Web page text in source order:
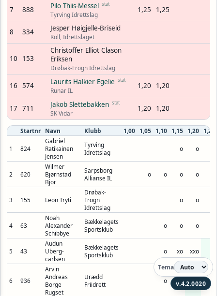
7 888 Pilo Thiis-Messel stat
Tyrving Idrettslag
1,25 1,25
8 334 Jesper Høigjelle-Briseid
Koll, Idrettslaget
10 153
Christoffer Elliot Clason
Eriksen
Drøbak-Frogn Idrettslag
16 574 Laurits Halkier Egelie stat
Runar IL
1,20 1,20
17 711 Jakob Slettebakken stat
SK Vidar
1,20 1,20
Startnr Navn Klubb 1,00 1,05 1,10 1,15 1,20 1,25
1 824
Gabriel
Ratikainen
Jensen
Tyrving
Idrettslag
o o
2 620
Wilmer
Bjørnstad
Bjor
Sarpsborg
Allianse IL
o o o o
3 155 Leon Tryti
Drøbak-
Frogn
Idrettslag
o o
4 63
Noah
Alexander
Schibbye
Bækkelagets
Sportsklub
o o o
5 43
Audun
Uberg-
carlsen
Bækkelagets
Sportsklub
o xo xxo
6 936
Arvin
Andreas
Borge
Rugset
Urædd
Friidrett
o o o xxx
v.4.2.0020
Tema